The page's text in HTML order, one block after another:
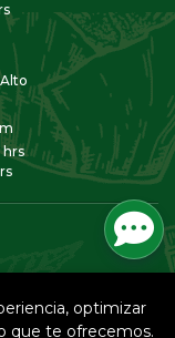
hrs
optimizar
que te ofrecemos.